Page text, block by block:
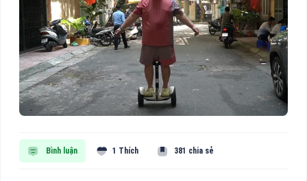
Bình luận 1 Thích 381 chia sẻ